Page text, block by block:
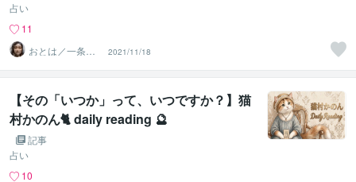
占い
11
おとは／一条音
羽
2021/11/18
【その「いつか」って、いつですか？】猫
村かのん🐈 daily reading 🔮
記事
占い
10